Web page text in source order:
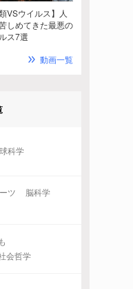
類VSウイルス】人
しめてきた最悪の
ス7選
動画一覧
科学
ツ
脳科学
会哲学